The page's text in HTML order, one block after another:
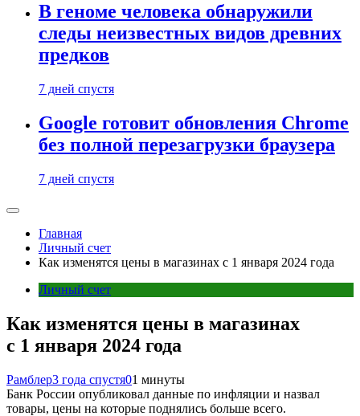
В геноме человека обнаружили
следы неизвестных видов древних
предков
7 дней спустя
Google готовит обновления Chrome
без полной перезагрузки браузера
7 дней спустя
Главная
Личный счет
Как изменятся цены в магазинах с 1 января 2024 года
Личный счет
Как изменятся цены в магазинах
с 1 января 2024 года
Рамблер3 года спустя01 минуты
Банк России опубликовал данные по инфляции и назвал
товары, цены на которые поднялись больше всего.